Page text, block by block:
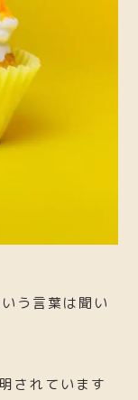
う言葉は聞い
されています